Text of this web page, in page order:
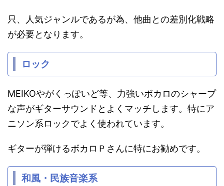
只、人気ジャンルであるが為、他曲との差別化戦略
が必要となります。
ロック
MEIKOやがくっぽいど等、力強いボカロのシャープ
な声がギターサウンドとよくマッチします。特にア
ニソン系ロックでよく使われています。
ギターが弾けるボカロＰさんに特にお勧めです。
和風・民族音楽系